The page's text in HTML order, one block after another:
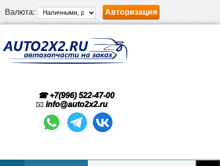
Валюта: Авторизация
☎ +7(996) 522-47-00
📧 info@auto2x2.ru